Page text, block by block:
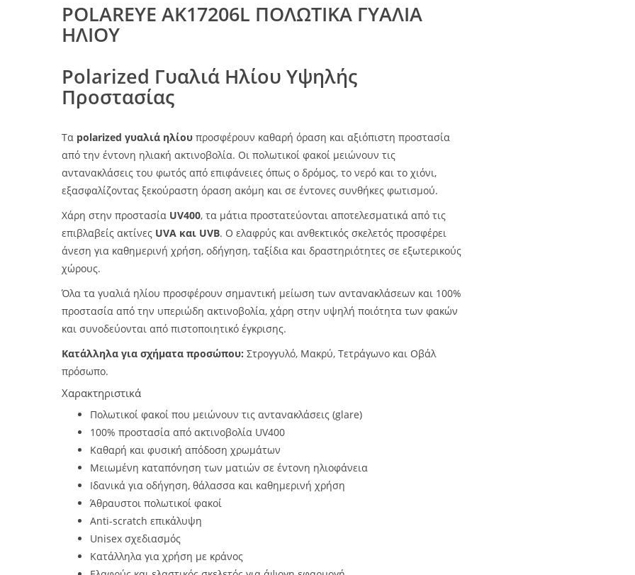
POLAREYE AK17206L ΠΟΛΩΤΙΚΑ ΓΥΑΛΙΑ
ΗΛΙΟΥ
Polarized Γυαλιά Ηλίου Υψηλής
Προστασίας
Τα polarized γυαλιά ηλίου προσφέρουν καθαρή όραση και αξιόπιστη προστασία
από την έντονη ηλιακή ακτινοβολία. Οι πολωτικοί φακοί μειώνουν τις
αντανακλάσεις του φωτός από επιφάνειες όπως ο δρόμος, το νερό και το χιόνι,
εξασφαλίζοντας ξεκούραστη όραση ακόμη και σε έντονες συνθήκες φωτισμού.
Χάρη στην προστασία UV400, τα μάτια προστατεύονται αποτελεσματικά από τις
επιβλαβείς ακτίνες UVA και UVB. Ο ελαφρύς και ανθεκτικός σκελετός προσφέρει
άνεση για καθημερινή χρήση, οδήγηση, ταξίδια και δραστηριότητες σε εξωτερικούς
χώρους.
Όλα τα γυαλιά ηλίου προσφέρουν σημαντική μείωση των αντανακλάσεων και 100%
προστασία από την υπεριώδη ακτινοβολία, χάρη στην υψηλή ποιότητα των φακών
και συνοδεύονται από πιστοποιητικό έγκρισης.
Κατάλληλα για σχήματα προσώπου: Στρογγυλό, Μακρύ, Τετράγωνο και Οβάλ
πρόσωπο.
Χαρακτηριστικά
Πολωτικοί φακοί που μειώνουν τις αντανακλάσεις (glare)
100% προστασία από ακτινοβολία UV400
Καθαρή και φυσική απόδοση χρωμάτων
Μειωμένη καταπόνηση των ματιών σε έντονη ηλιοφάνεια
Ιδανικά για οδήγηση, θάλασσα και καθημερινή χρήση
Άθραυστοι πολωτικοί φακοί
Anti-scratch επικάλυψη
Unisex σχεδιασμός
Κατάλληλα για χρήση με κράνος